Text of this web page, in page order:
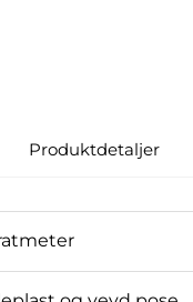
Produktdetaljer